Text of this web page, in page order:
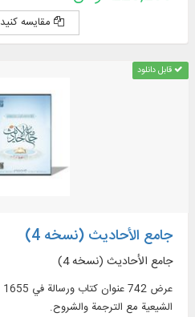
مقایسه کنید
قابل دانلود
جامع الأحادیث (نسخه 4)
جامع الأحادیث (نسخه 4)
الشيعية مع الترجمة والشروح.